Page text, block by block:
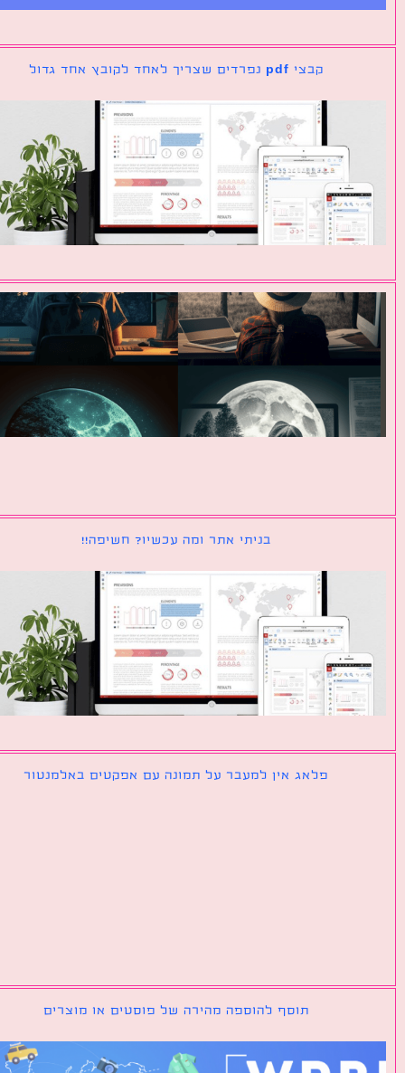
בניתי אתר ומה עכשיו? חשיפה!!
פלאג אין למעבר על תמונה עם אפקטים באלמנטור
תוסף להוספה מהירה של פוסטים או מוצרים